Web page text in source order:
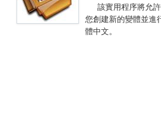
該實用程序將允
您創建新的變體並進
體中文。